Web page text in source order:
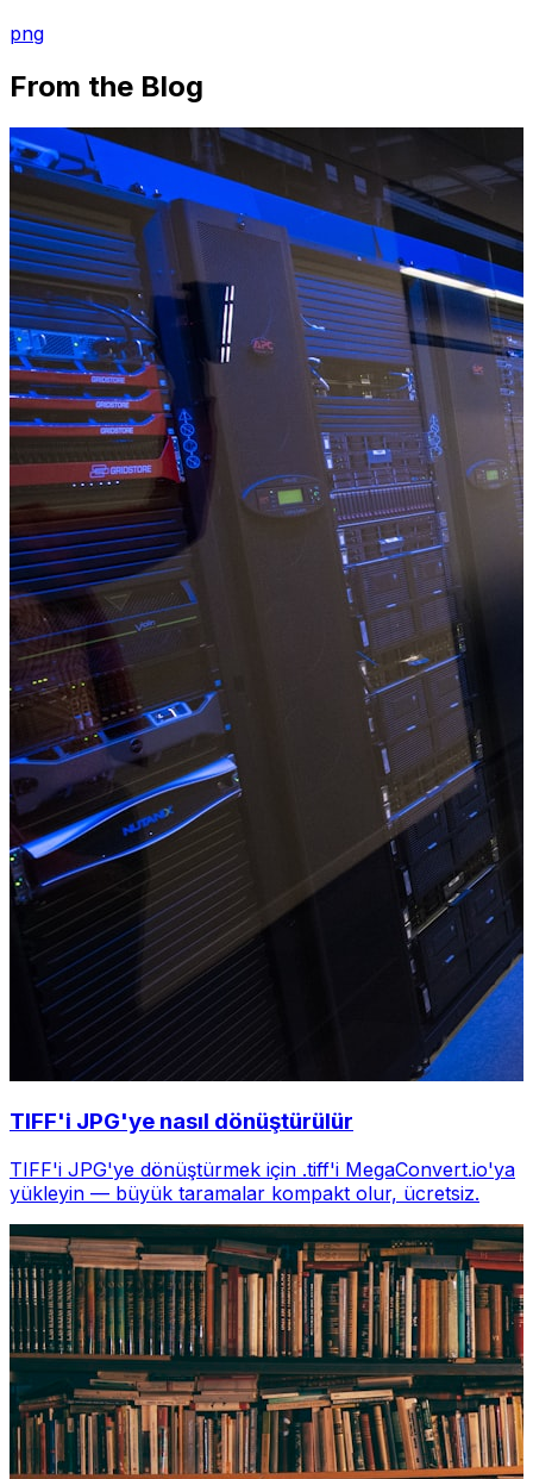
png
From the Blog
TIFF'i JPG'ye nasıl dönüştürülür
TIFF'i JPG'ye dönüştürmek için .tiff'i MegaConvert.io'ya
yükleyin — büyük taramalar kompakt olur, ücretsiz.